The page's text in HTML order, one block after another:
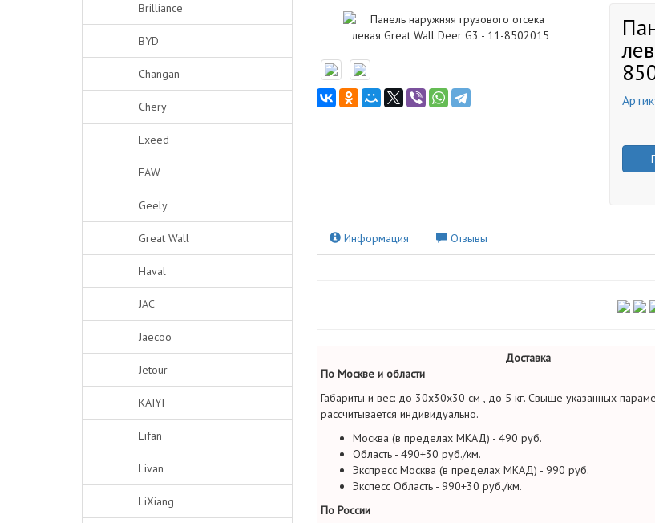
Brilliance
BYD
Changan
Chery
Exeed
FAW
Geely
Great Wall
Haval
JAC
Jaecoo
Jetour
KAIYI
Lifan
Livan
LiXiang
Информация Отзывы
Доставка
По Москве и области
Габариты и вес: до 30х30х30 см , до 5 кг. Свыше указанных
рассчитывается индивидуально.
Москва (в пределах МКАД) - 490 руб.
Область - 490+30 руб./км.
Экспресс Москва (в пределах МКАД) - 990 руб.
Экспесс Область - 990+30 руб./км.
По России